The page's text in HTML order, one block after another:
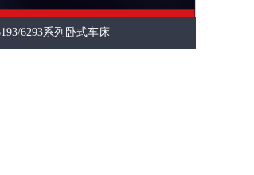
6293系列卧式车床